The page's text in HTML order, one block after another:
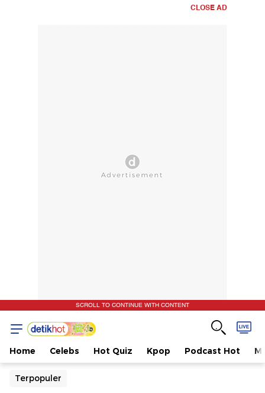
CLOSE AD
SCROLL TO CONTINUE WITH CONTENT
Home Celebs Hot Quiz Kpop Podcast Hot
Terpopuler